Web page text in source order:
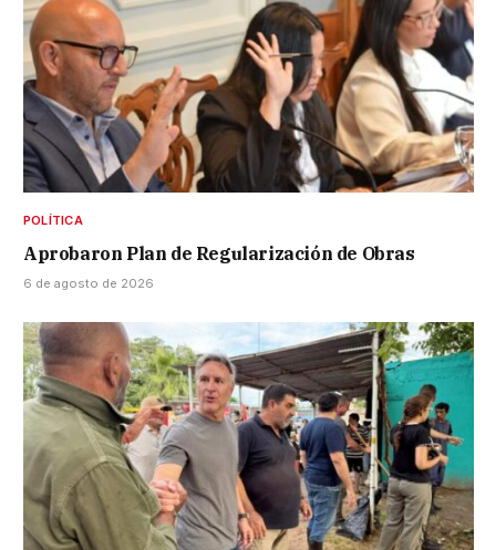
POLÍTICA
Aprobaron Plan de Regularización de Obras
6 de agosto de 2026